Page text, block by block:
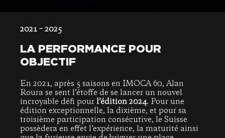
2021 – 2025
LA PERFORMANCE POUR
OBJECTIF
En 2021, après 5 saisons en IMOCA 60, Alan
Roura se sent l’étoffe de se lancer un nouvel
incroyable défi pour l’édition 2024. Pour une
édition exceptionnelle, la dixième, et pour sa
troisième participation consécutive, le Suisse
possèdera en effet l’expérience, la maturité ainsi